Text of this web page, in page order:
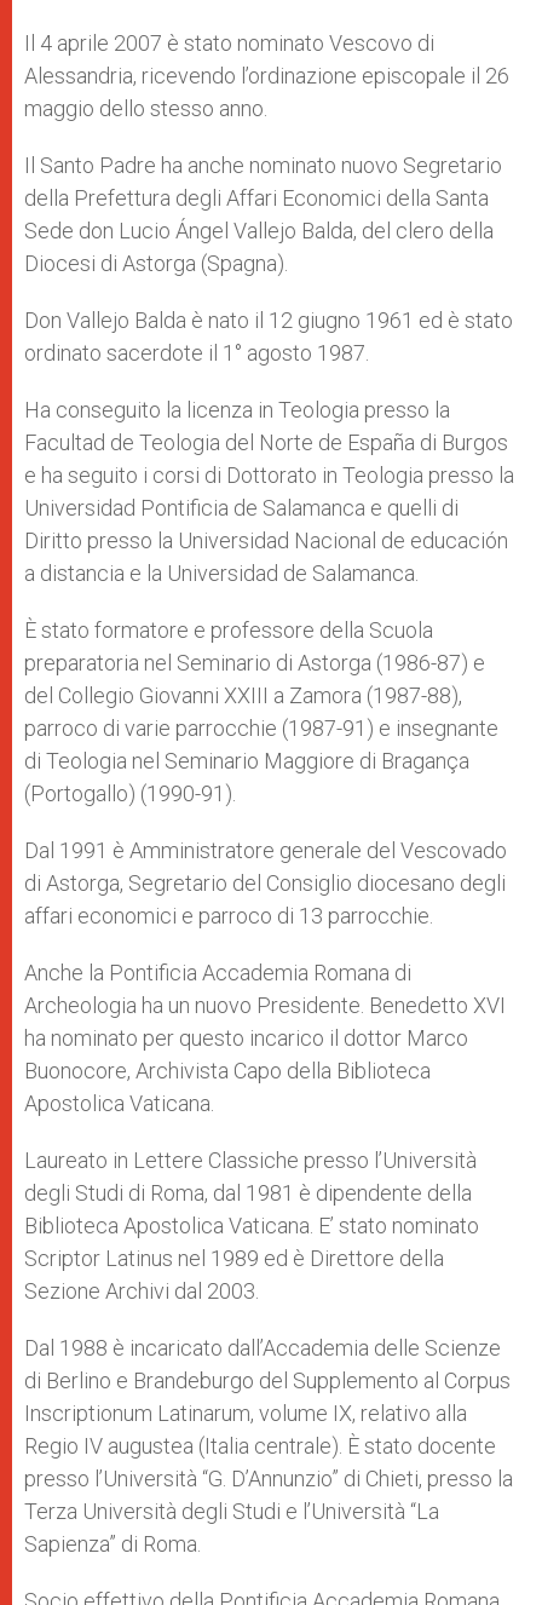
Il 4 aprile 2007 è stato nominato Vescovo di
Alessandria, ricevendo l’ordinazione episcopale il 26
maggio dello stesso anno.
Il Santo Padre ha anche nominato nuovo Segretario
della Prefettura degli Affari Economici della Santa
Sede don Lucio Ángel Vallejo Balda, del clero della
Diocesi di Astorga (Spagna).
Don Vallejo Balda è nato il 12 giugno 1961 ed è stato
ordinato sacerdote il 1° agosto 1987.
Ha conseguito la licenza in Teologia presso la
Facultad de Teologia del Norte de España di Burgos
e ha seguito i corsi di Dottorato in Teologia presso la
Universidad Pontificia de Salamanca e quelli di
Diritto presso la Universidad Nacional de educación
a distancia e la Universidad de Salamanca.
È stato formatore e professore della Scuola
preparatoria nel Seminario di Astorga (1986-87) e
del Collegio Giovanni XXIII a Zamora (1987-88),
parroco di varie parrocchie (1987-91) e insegnante
di Teologia nel Seminario Maggiore di Bragança
(Portogallo) (1990-91).
Dal 1991 è Amministratore generale del Vescovado
di Astorga, Segretario del Consiglio diocesano degli
affari economici e parroco di 13 parrocchie.
Anche la Pontificia Accademia Romana di
Archeologia ha un nuovo Presidente. Benedetto XVI
ha nominato per questo incarico il dottor Marco
Buonocore, Archivista Capo della Biblioteca
Apostolica Vaticana.
Laureato in Lettere Classiche presso l’Università
degli Studi di Roma, dal 1981 è dipendente della
Biblioteca Apostolica Vaticana. E’ stato nominato
Scriptor Latinus nel 1989 ed è Direttore della
Sezione Archivi dal 2003.
Dal 1988 è incaricato dall’Accademia delle Scienze
di Berlino e Brandeburgo del Supplemento al Corpus
Inscriptionum Latinarum, volume IX, relativo alla
Regio IV augustea (Italia centrale). È stato docente
presso l’Università “G. D’Annunzio” di Chieti, presso la
Terza Università degli Studi e l’Università “La
Sapienza” di Roma.